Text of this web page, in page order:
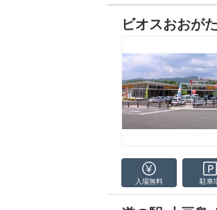
ビオスおおがた
入場無料 駐車